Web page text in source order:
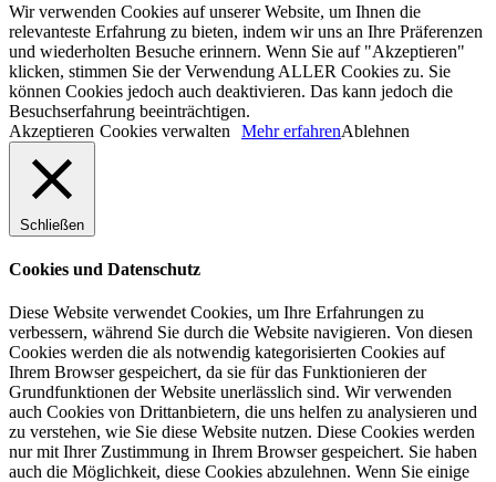
Wir verwenden Cookies auf unserer Website, um Ihnen die
relevanteste Erfahrung zu bieten, indem wir uns an Ihre Präferenzen
und wiederholten Besuche erinnern. Wenn Sie auf "Akzeptieren"
klicken, stimmen Sie der Verwendung ALLER Cookies zu. Sie
können Cookies jedoch auch deaktivieren. Das kann jedoch die
Besuchserfahrung beeinträchtigen.
Akzeptieren Cookies verwalten Mehr erfahrenAblehnen
Schließen
Cookies und Datenschutz
Diese Website verwendet Cookies, um Ihre Erfahrungen zu
verbessern, während Sie durch die Website navigieren. Von diesen
Cookies werden die als notwendig kategorisierten Cookies auf
Ihrem Browser gespeichert, da sie für das Funktionieren der
Grundfunktionen der Website unerlässlich sind. Wir verwenden
auch Cookies von Drittanbietern, die uns helfen zu analysieren und
zu verstehen, wie Sie diese Website nutzen. Diese Cookies werden
nur mit Ihrer Zustimmung in Ihrem Browser gespeichert. Sie haben
auch die Möglichkeit, diese Cookies abzulehnen. Wenn Sie einige